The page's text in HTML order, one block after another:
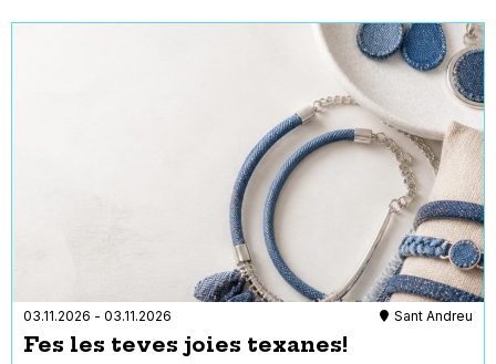
03.11.2026 - 03.11.2026 Sant Andreu
Fes les teves joies texanes!